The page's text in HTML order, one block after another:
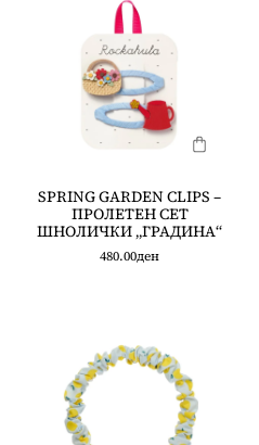
SPRING GARDEN CLIPS –
ПРОЛЕТЕН СЕТ
ШНОЛИЧКИ „ГРАДИНА“
480.00ден